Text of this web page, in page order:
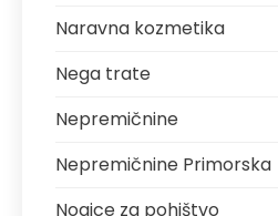
Naravna kozmetika
Nega trate
Nepremičnine
Nepremičnine Primorska
Nogice za pohištvo